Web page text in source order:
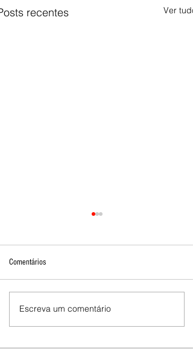
recentes Ver tudo
Mostra de Dança Artística celebra
cultura e talento em Brasília de
Comentários
Escreva um comentário